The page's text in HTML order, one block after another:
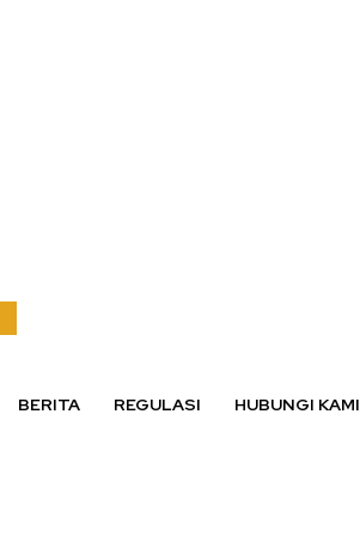
BERITA REGULASI HUBUNGI KAMI